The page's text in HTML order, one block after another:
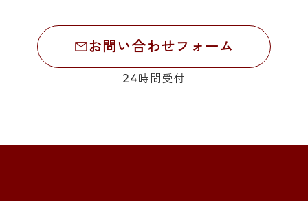
お問い合わせフォーム
24時間受付